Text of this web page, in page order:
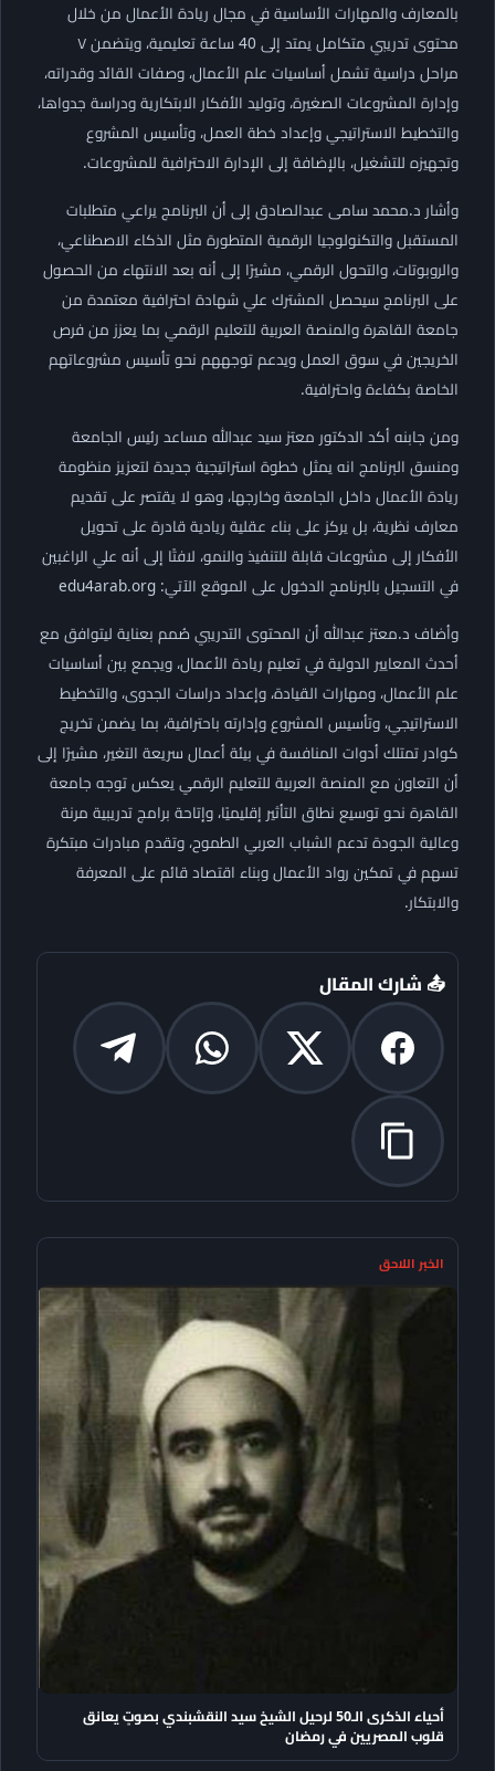
بالمعارف والمهارات الأساسية في مجال ريادة الأعمال من خلال
محتوى تدريبي متكامل يمتد إلى 40 ساعة تعليمية، ويتضمن ٧
مراحل دراسية تشمل أساسيات علم الأعمال، وصفات القائد وقدراته،
وإدارة المشروعات الصغيرة، وتوليد الأفكار الابتكارية ودراسة جدواها،
والتخطيط الاستراتيجي وإعداد خطة العمل، وتأسيس المشروع
وتجهيزه للتشغيل، بالإضافة إلى الإدارة الاحترافية للمشروعات.
وأشار د.محمد سامى عبدالصادق إلى أن البرنامج يراعي متطلبات
المستقبل والتكنولوجيا الرقمية المتطورة مثل الذكاء الاصطناعي،
والروبوتات، والتحول الرقمي، مشيرًا إلى أنه بعد الانتهاء من الحصول
على البرنامج سيحصل المشترك علي شهادة احترافية معتمدة من
جامعة القاهرة والمنصة العربية للتعليم الرقمي بما يعزز من فرص
الخريجين في سوق العمل ويدعم توجههم نحو تأسيس مشروعاتهم
الخاصة بكفاءة واحترافية.
ومن جابنه أكد الدكتور معتز سيد عبدالله مساعد رئيس الجامعة
ومنسق البرنامج انه يمثل خطوة استراتيجية جديدة لتعزيز منظومة
ريادة الأعمال داخل الجامعة وخارجها، وهو لا يقتصر على تقديم
معارف نظرية، بل يركز على بناء عقلية ريادية قادرة على تحويل
الأفكار إلى مشروعات قابلة للتنفيذ والنمو، لافتًا إلى أنه علي الراغبين
في التسجيل بالبرنامج الدخول على الموقع الآتي: edu4arab.org
وأضاف د.معتز عبدالله أن المحتوى التدريبي صُمم بعناية ليتوافق مع
أحدث المعايير الدولية في تعليم ريادة الأعمال، ويجمع بين أساسيات
علم الأعمال، ومهارات القيادة، وإعداد دراسات الجدوى، والتخطيط
الاستراتيجي، وتأسيس المشروع وإدارته باحترافية، بما يضمن تخريج
كوادر تمتلك أدوات المنافسة في بيئة أعمال سريعة التغير، مشيرًا إلى
أن التعاون مع المنصة العربية للتعليم الرقمي يعكس توجه جامعة
القاهرة نحو توسيع نطاق التأثير إقليميًا، وإتاحة برامج تدريبية مرنة
وعالية الجودة تدعم الشباب العربي الطموح، وتقدم مبادرات مبتكرة
تسهم في تمكين رواد الأعمال وبناء اقتصاد قائم على المعرفة
والابتكار.
📤 شارك المقال
الخبر اللاحق
أحياء الذكرى الـ50 لرحيل الشيخ سيد النقشبندي بصوتٍ يعانق
قلوب المصريين في رمضان